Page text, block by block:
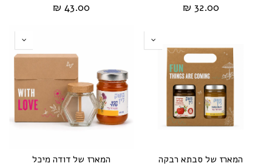
32.00 ₪
43.00 ₪
המארז של סבתא רבקה המארז של דודה מיכל